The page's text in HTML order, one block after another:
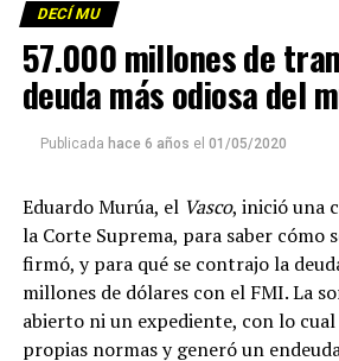
Foto: Martina Perosa
Descargar el programa
La reproducción de este programa
que mandar un mail a
emitir todos los programas de Decí
DECÍ MU
57.000 millones de
deuda más odiosa del
Publicada hace 6 años el 01/05/2020
Eduardo Murúa, el Vasco, inició una
la Corte Suprema, para saber cómo
firmó, y para qué se contrajo la
millones de dólares con el FMI. La
abierto ni un expediente, con lo
propias normas y generó un